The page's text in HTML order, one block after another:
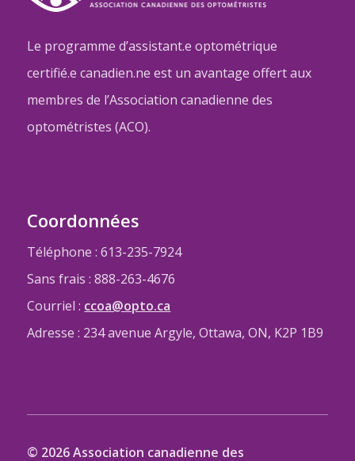
Le programme d’assistant.e optométrique
certifié.e canadien.ne est un avantage offert aux
membres de l’Association canadienne des
optométristes (ACO).
Coordonnées
Téléphone : 613-235-7924
Sans frais : 888-263-4676
Courriel : ccoa@opto.ca
Adresse : 234 avenue Argyle, Ottawa, ON, K2P 1B9
© 2026 Association canadienne des